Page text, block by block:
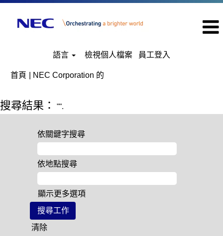
語言 檢視個人檔案 員工登入
首頁 NEC Corporation 的
搜尋結果： "".
依關鍵字搜尋
依地點搜尋
顯示更多選項
清除